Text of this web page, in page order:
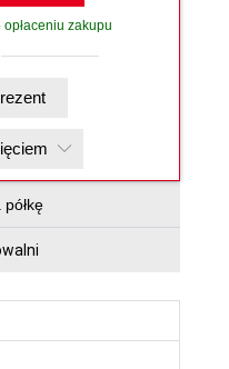
zakupu
na prezent